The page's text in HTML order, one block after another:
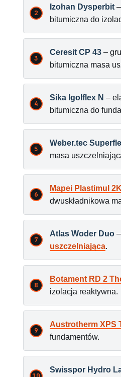
Izohan Dysperbit
bitumiczna do
Ceresit CP 43 –
bitumiczna masa
Sika Igolflex N –
bitumiczna do
Weber.tec
masa
Mapei Plastimul
dwuskładnikowa
Atlas Woder Duo –
uszczelniająca.
Botament RD 2
izolacja reaktywna.
Austrotherm XPS
fundamentów.
Swisspor Hydro